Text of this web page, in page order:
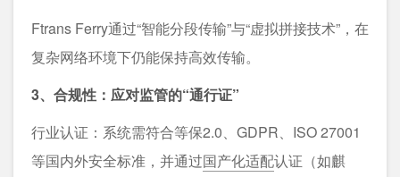
Ftrans Ferry通过“智能分段传输”与“虚拟拼接技术”，在
复杂网络环境下仍能保持高效传输。
3、合规性：应对监管的“通行证”
行业认证：系统需符合等保2.0、GDPR、ISO 27001
等国内外安全标准，并通过国产化适配认证（如麒